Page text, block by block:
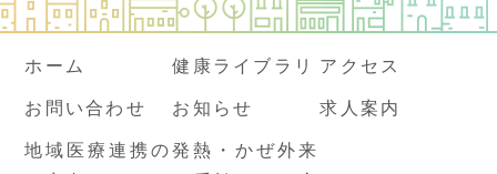
ホーム 健康ライブラリ アクセス
お問い合わせ お知らせ 求人案内
地域医療連携の発熱・かぜ外来